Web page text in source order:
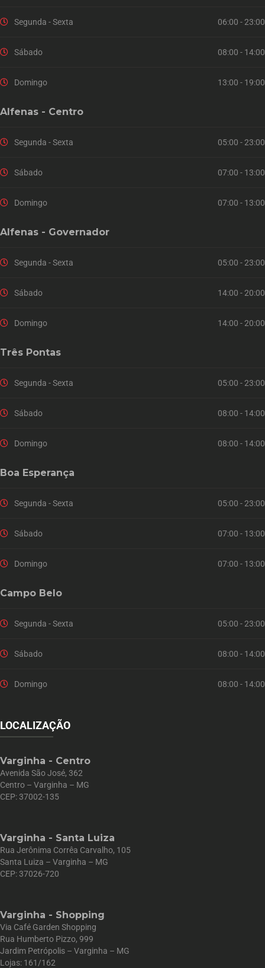
Segunda - Sexta 06:00 - 23:00
Sábado 08:00 - 14:00
Domingo 13:00 - 19:00
Alfenas - Centro
Segunda - Sexta 05:00 - 23:00
Sábado 07:00 - 13:00
Domingo 07:00 - 13:00
Alfenas - Governador
Segunda - Sexta 05:00 - 23:00
Sábado 14:00 - 20:00
Domingo 14:00 - 20:00
Três Pontas
Segunda - Sexta 05:00 - 23:00
Sábado 08:00 - 14:00
Domingo 08:00 - 14:00
Boa Esperança
Segunda - Sexta 05:00 - 23:00
Sábado 07:00 - 13:00
Domingo 07:00 - 13:00
Campo Belo
Segunda - Sexta 05:00 - 23:00
Sábado 08:00 - 14:00
Domingo 08:00 - 14:00
LOCALIZAÇÃO
Varginha - Centro
Avenida São José, 362
Centro – Varginha – MG
CEP: 37002-135
Varginha - Santa Luiza
Rua Jerônima Corrêa Carvalho, 105
Santa Luiza – Varginha – MG
CEP: 37026-720
Varginha - Shopping
Via Café Garden Shopping
Rua Humberto Pizzo, 999
Jardim Petrópolis – Varginha – MG
Lojas: 161/162